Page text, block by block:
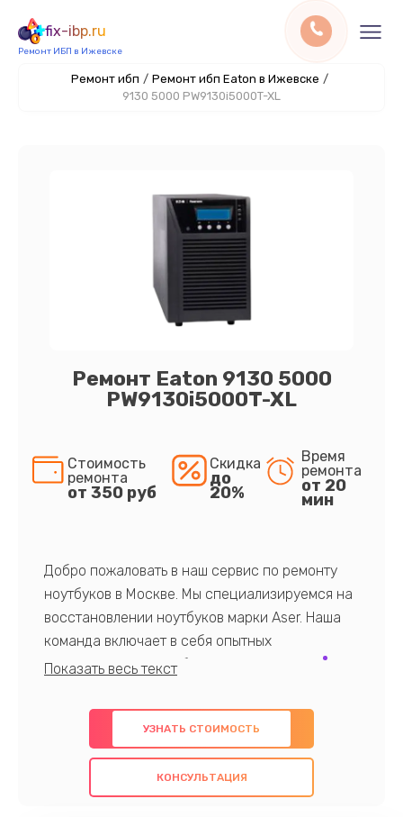
fix-ibp.ru
Ремонт ИБП в Ижевске
Ремонт ибп / Ремонт ибп Eaton в Ижевске /
9130 5000 PW9130i5000T-XL
Ремонт Eaton 9130 5000
PW9130i5000T-XL
Стоимость
ремонта
от 350 руб
Скидка
до
20%
Время
ремонта
от 20
мин
Добро пожаловать в наш сервис по ремонту
ноутбуков в Москве. Мы специализируемся на
восстановлении ноутбуков марки Aser. Наша
команда включает в себя опытных
профессионалов с обширными знаниями и
предлагаем быстрый и качественный ремонт с
использованием оригинальных компонентов, а
также гарантируем качество всех
проведенных работ. Наша цель - предоставить
УЗНАТЬ СТОИМОСТЬ
КОНСУЛЬТАЦИЯ